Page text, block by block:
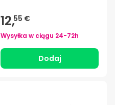
12,55 €
Wysyłka w ciągu 24-72h
Dodaj